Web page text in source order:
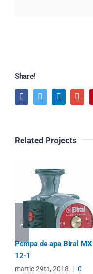
Share!
FacebookTwitter Linkedin
Related Projects
Pompa de apa Biral MX
12-1
martie 29th, 2018 | 0